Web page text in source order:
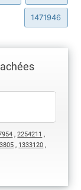
1471946
,2254211 ,
, 1333120 ,